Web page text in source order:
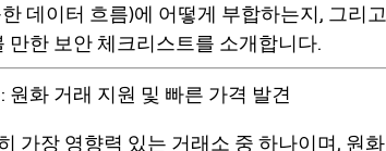
데이터 흐름)에 어떻게 부합하는지, 그리
만한 보안 체크리스트를 소개합니다.
원화 거래 지원 및 빠른 가격 발견
가장 영향력 있는 거래소 중 하나이며, 원